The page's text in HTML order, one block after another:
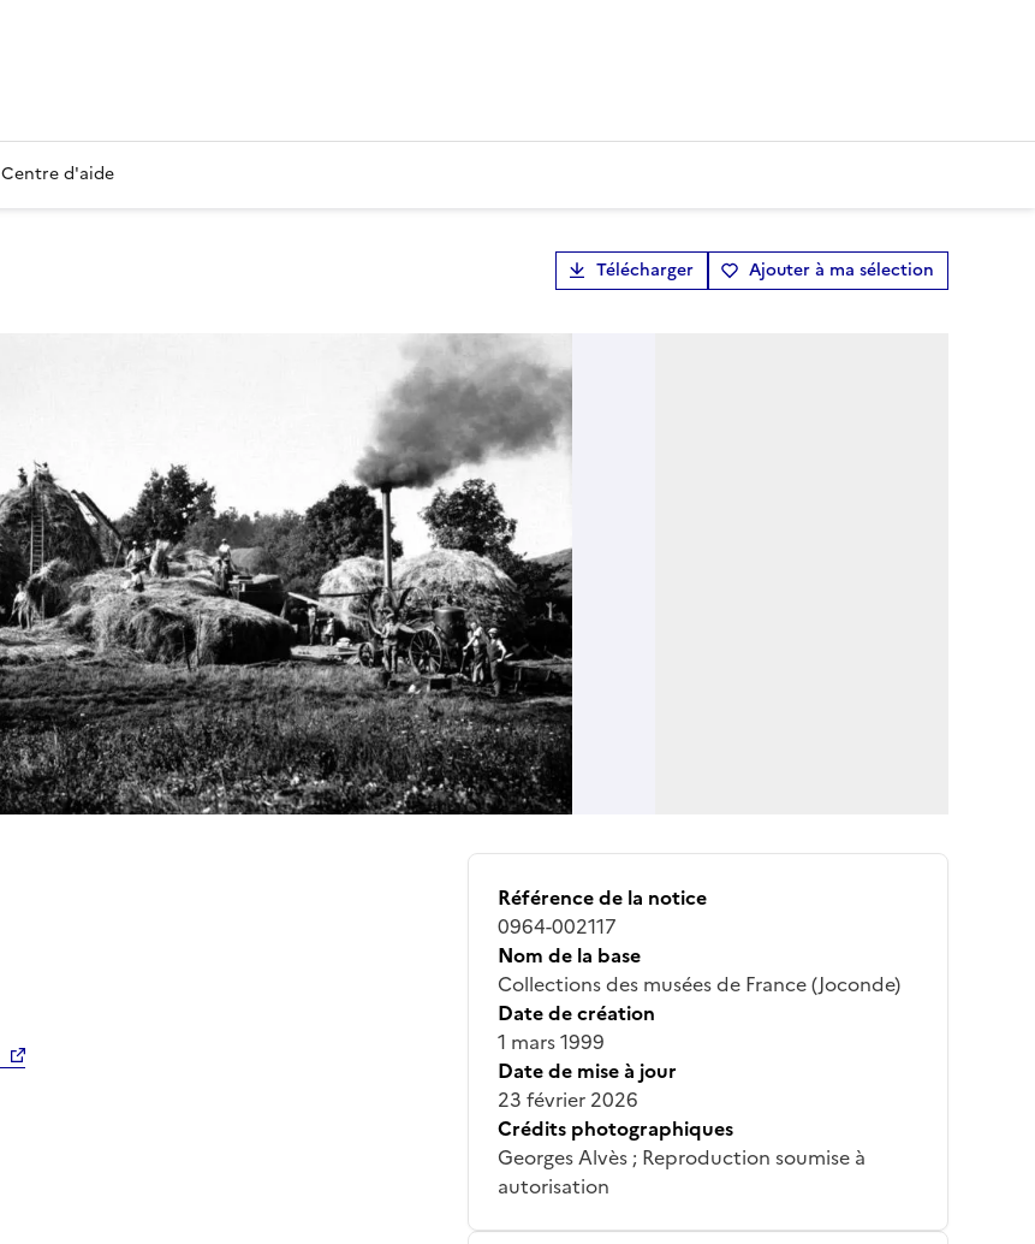
Centre d'aide
Télécharger Ajouter à ma sélection
Référence de la notice
0964-002117
Nom de la base
Collections des musées de France (Joconde)
Date de création
1 mars 1999
Date de mise à jour
23 février 2026
Crédits photographiques
Georges Alvès ; Reproduction soumise à
autorisation